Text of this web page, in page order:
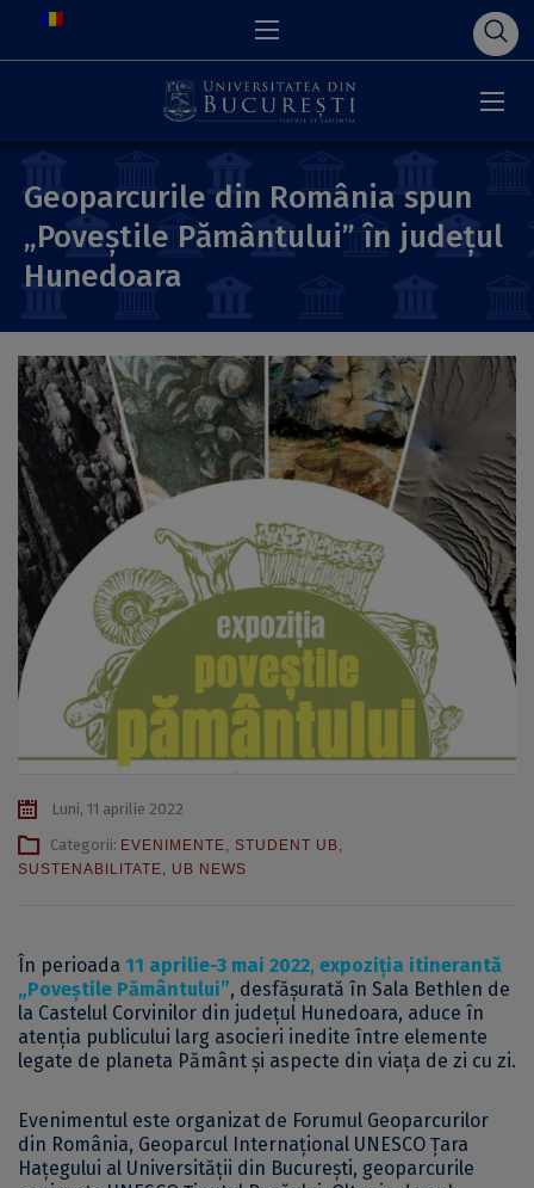
Geoparcurile din România spun
„Poveștile Pământului” în județul
Hunedoara
Luni, 11 aprilie 2022
Categorii: EVENIMENTE, STUDENT UB,
SUSTENABILITATE, UB NEWS
În perioada 11 aprilie-3 mai 2022, expoziția itinerantă
„Poveștile Pământului”, desfășurată în Sala Bethlen de
la Castelul Corvinilor din județul Hunedoara, aduce în
atenția publicului larg asocieri inedite între elemente
legate de planeta Pământ și aspecte din viața de zi cu zi.
Evenimentul este organizat de Forumul Geoparcurilor
din România, Geoparcul Internațional UNESCO Țara
Hațegului al Universității din București, geoparcurile